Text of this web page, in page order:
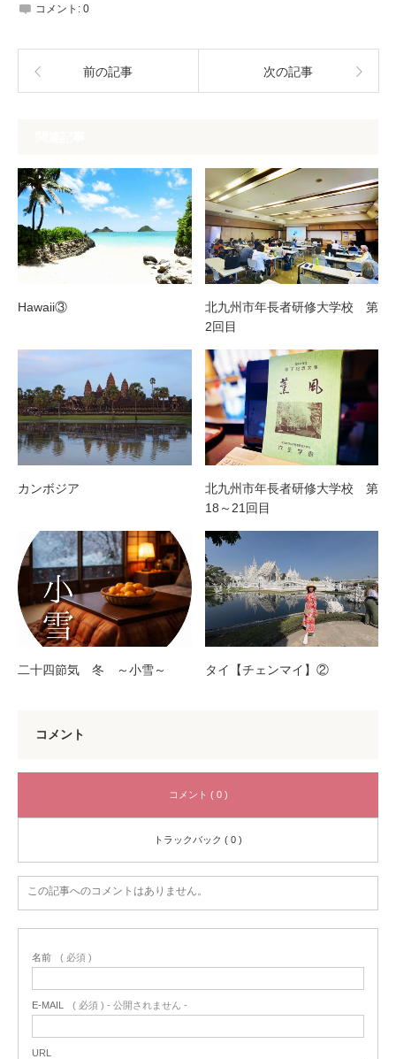
コメント: 0
前の記事 次の記事
Hawaii③
北九州市年長者研修大学校 第
2回目
カンボジア
北九州市年長者研修大学校 第
18～21回目
二十四節気 冬 ～小雪～ タイ【チェンマイ】②
コメント
コメント ( 0 )
トラックバック ( 0 )
この記事へのコメントはありません。
名前 ( 必須 )
E-MAIL ( 必須 ) - 公開されません -
URL